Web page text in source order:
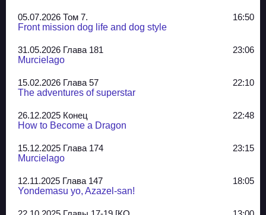
05.07.2026 Том 7.
16:50
Front mission dog life and dog style
31.05.2026 Глава 181
23:06
Murcielago
15.02.2026 Глава 57
22:10
The adventures of superstar
26.12.2025 Конец
22:48
How to Become a Dragon
15.12.2025 Глава 174
23:15
Murcielago
12.11.2025 Глава 147
18:05
Yondemasu yo, Azazel-san!